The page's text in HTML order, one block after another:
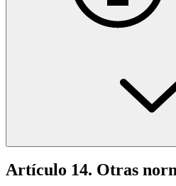
Artículo 14. Otras